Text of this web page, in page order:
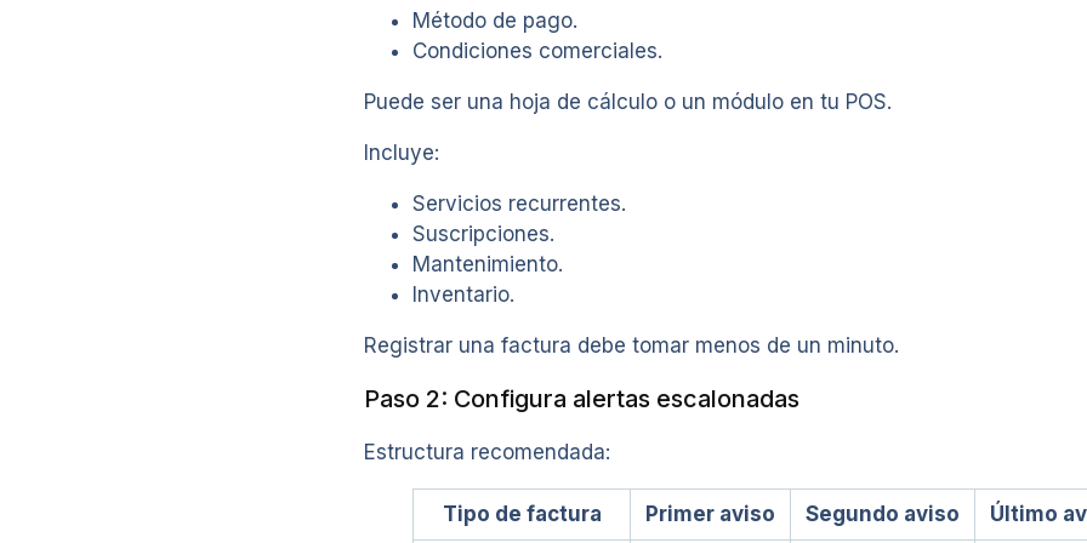
Método de pago.
Condiciones comerciales.
Puede ser una hoja de cálculo o un módulo en tu POS.
Incluye:
Servicios recurrentes.
Suscripciones.
Mantenimiento.
Inventario.
Registrar una factura debe tomar menos de un minuto.
Paso 2: Configura alertas escalonadas
Estructura recomendada:
Tipo de factura Primer aviso Segundo aviso Último